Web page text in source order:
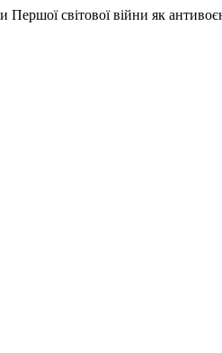
світової війни як